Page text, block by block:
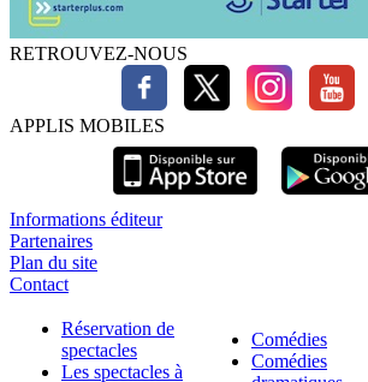
RETROUVEZ-NOUS
APPLIS MOBILES
Informations éditeur
Partenaires
Plan du site
Contact
Réservation de
spectacles
Les spectacles à
Comédies
Comédies